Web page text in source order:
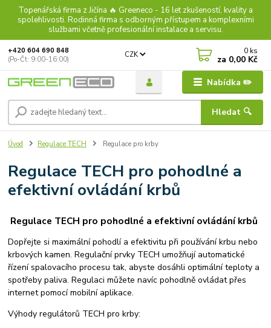
Topenářská firma z Jičína 🔥 Greeneco - 16 let zkušeností, kvality a
spolehlivosti. Rodinná firma s odborným přístupem a komplexními
službami včetně profesionální instalace a servisu.
Nabídka ✏️
CZK
Hledat 🔍
+420 604 690 848
(Po-Čt: 9:00-16:00)
0 ks
za 0,00 Kč
Úvod Regulace TECH Regulace pro krby
Regulace TECH pro pohodlné a
efektivní ovládání krbů
Regulace TECH pro pohodlné a efektivní ovládání krbů
Dopřejte si maximální pohodlí a efektivitu při používání krbu nebo
krbových kamen. Regulační prvky TECH umožňují automatické
řízení spalovacího procesu tak, abyste dosáhli optimální teploty a
spotřeby paliva. Regulaci můžete navíc pohodlně ovládat přes
internet pomocí mobilní aplikace.
Výhody regulátorů TECH pro krby: